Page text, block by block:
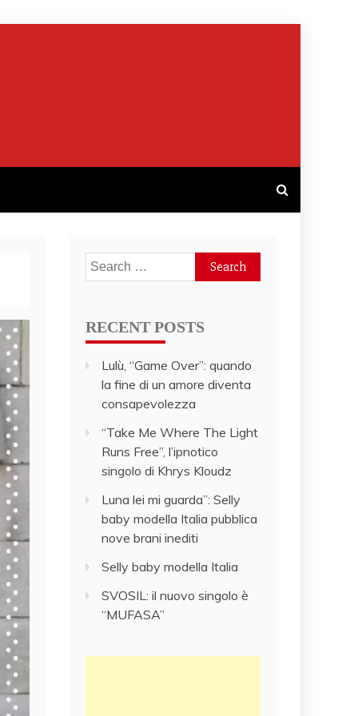
Search
for:
RECENT POSTS
Lulù, “Game Over”: quando
la fine di un amore diventa
consapevolezza
“Take Me Where The Light
Runs Free”, l’ipnotico
singolo di Khrys Kloudz
Luna lei mi guarda”: Selly
baby modella Italia pubblica
nove brani inediti
Selly baby modella Italia
SVOSIL: il nuovo singolo è
“MUFASA”